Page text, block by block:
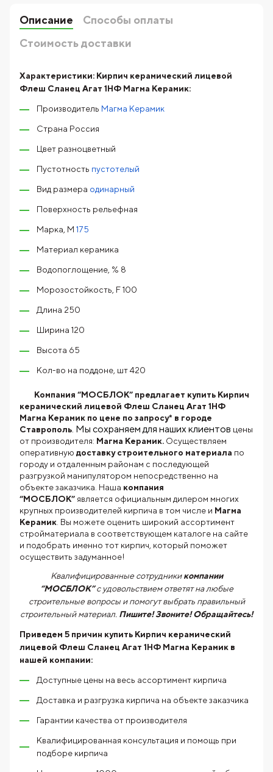
Описание
Способы оплаты
Стоимость доставки
Характеристики: Кирпич керамический лицевой
Флеш Сланец Агат 1НФ Магма Керамик:
Производитель Магма Керамик
Страна Россия
Цвет разноцветный
Пустотность пустотелый
Вид размера одинарный
Поверхность рельефная
Марка, М 175
Материал керамика
Водопоглощение, % 8
Морозостойкость, F 100
Длина 250
Ширина 120
Высота 65
Кол-во на поддоне, шт 420
Компания “МОСБЛОК” предлагает купить Кирпич
керамический лицевой Флеш Сланец Агат 1НФ
Магма Керамик по цене по запросу* в городе
Ставрополь. Мы сохраняем для наших клиентов цены
от производителя: Магма Керамик. Осуществляем
оперативную доставку строительного материала по
городу и отдаленным районам с последующей
разгрузкой манипулятором непосредственно на
объекте заказчика. Наша компания
“МОСБЛОК” является официальным дилером многих
крупных производителей кирпича в том числе и Магма
Керамик. Вы можете оценить широкий ассортимент
стройматериала в соответствующем каталоге на сайте
и подобрать именно тот кирпич, который поможет
осуществить задуманное!
Квалифицированные сотрудникикомпании
“МОСБЛОК”с удовольствием ответят на любые
строительные вопросы и помогут выбрать правильный
строительный материал. Пишите! Звоните! Обращайтесь!
Приведем 5 причин купить Кирпич керамический
лицевой Флеш Сланец Агат 1НФ Магма Керамик в
нашей компании:
Доступные цены на весь ассортимент кирпича
Доставка и разгрузка кирпича на объекте заказчика
Гарантии качества от производителя
Квалифицированная консультация и помощь при
подборе кирпича